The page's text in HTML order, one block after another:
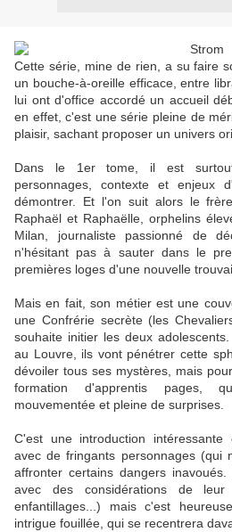
Cette série, mine de rien, a su faire
un bouche-à-oreille efficace, entre
lui ont d'office accordé un accueil
en effet, c'est une série pleine de
plaisir, sachant proposer un univers
Dans le 1er tome, il est
personnages, contexte et
démontrer. Et l'on suit alors le
Raphaël et Raphaëlle, orphelins
Milan, journaliste passionné de
n'hésitant pas à sauter dans le
premières loges d'une nouvelle
Mais en fait, son métier est une
une Confrérie secrète (les
souhaite initier les deux
au Louvre, ils vont pénétrer cette
dévoiler tous ses mystères, mais
formation d'apprentis pages,
mouvementée et pleine de surprises.
C'est une introduction intéressante
avec de fringants personnages (qui
affronter certains dangers
avec des considérations de leur
enfantillages...) mais c'est
intrigue fouillée, qui se recentrera